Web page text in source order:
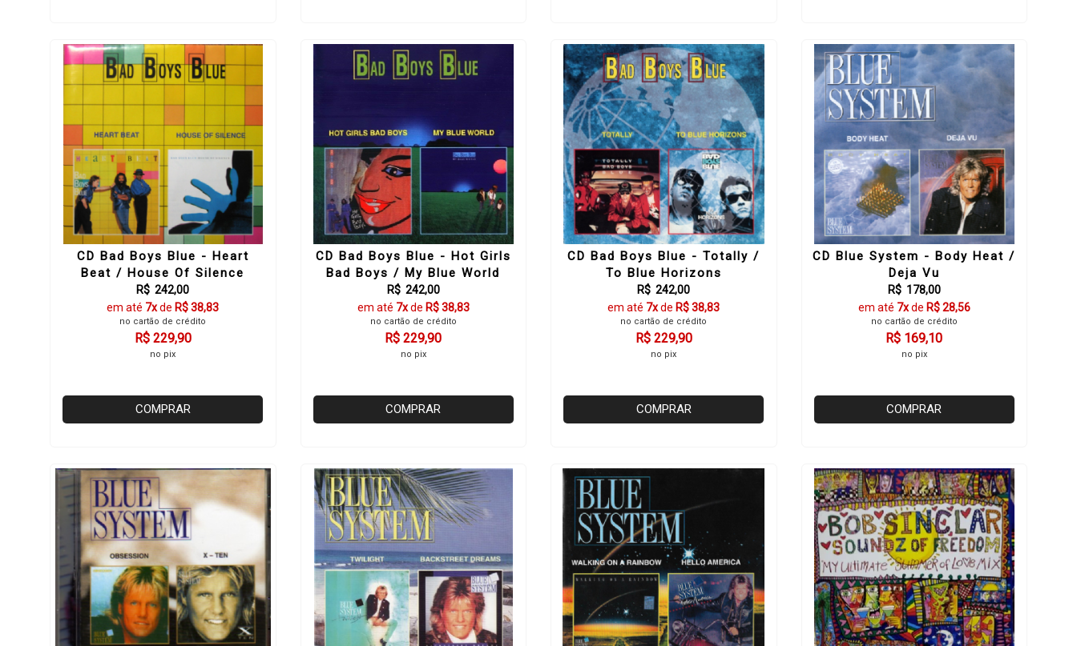
CD Bad Boys Blue - Heart
Beat / House Of Silence
R$ 242,00
em até 7xde R$ 38,83
no cartão de crédito
R$ 229,90
no pix
COMPRAR
CD Bad Boys Blue - Hot Girls
Bad Boys / My Blue World
R$ 242,00
em até 7xde R$ 38,83
no cartão de crédito
R$ 229,90
no pix
COMPRAR
CD Bad Boys Blue - Totally /
To Blue Horizons
R$ 242,00
em até 7xde R$ 38,83
no cartão de crédito
R$ 229,90
no pix
COMPRAR
CD Blue System - Body Heat /
Deja Vu
R$ 178,00
em até 7xde R$ 28,56
no cartão de crédito
R$ 169,10
no pix
COMPRAR